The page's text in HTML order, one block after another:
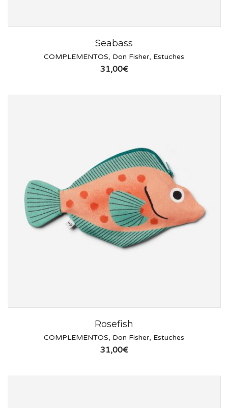
Seabass
COMPLEMENTOS, Don Fisher, Estuches
31,00€
Rosefish
COMPLEMENTOS, Don Fisher, Estuches
31,00€